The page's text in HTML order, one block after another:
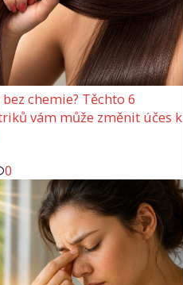
bez chemie? Těchto 6
vám může změnit účes k
0